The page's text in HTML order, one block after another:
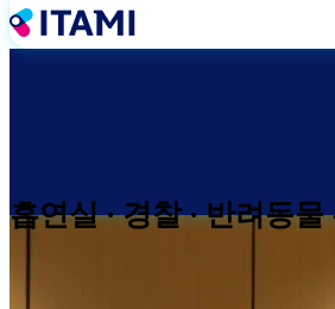
주
요
뛰
흡연실 · 경찰 · 반려동물